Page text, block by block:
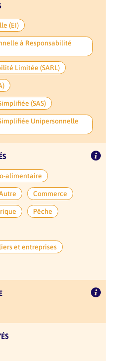
(EI)
à Responsabilité
Limitée (SARL)
(SAS)
Unipersonnelle
alimentaire
Commerce
Pêche
et entreprises